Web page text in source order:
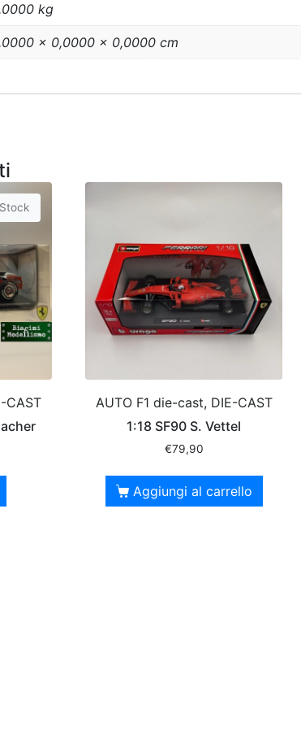
kg
× 0,0000 × 0,0000 cm
CAST
AUTO F1 die-cast, DIE-CAST
1:18 SF90 S. Vettel
€79,90
Aggiungi al carrello